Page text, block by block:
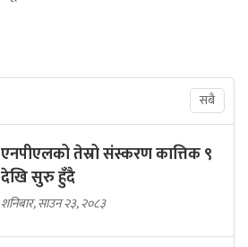
सबै
एनपीएलको तेस्रो संस्करण कात्तिक ९
देखि सुरु हुँदै
शनिबार, साउन २३, २०८३